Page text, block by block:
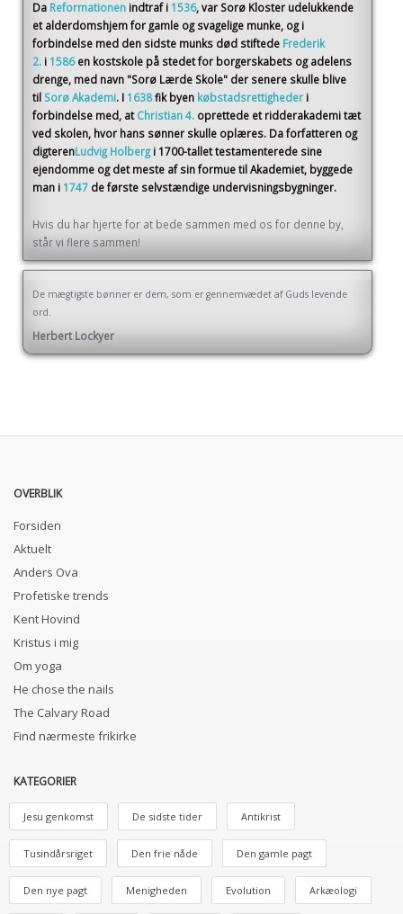
Da Reformationen indtraf i 1536, var Sorø Kloster udelukkende
et alderdomshjem for gamle og svagelige munke, og i
forbindelse med den sidste munks død stiftede Frederik
2. i 1586 en kostskole på stedet for borgerskabets og adelens
drenge, med navn "Sorø Lærde Skole" der senere skulle blive
til Sorø Akademi. I 1638fik byen købstadsrettigheder i
forbindelse med, at Christian 4. oprettede et ridderakademi tæt
ved skolen, hvor hans sønner skulle oplæres. Da forfatteren og
digterenLudvig Holberg i 1700-tallet testamenterede sine
ejendomme og det meste af sin formue til Akademiet, byggede
man i 1747 de første selvstændige undervisningsbygninger.
Hvis du har hjerte for at bede sammen med os for denne by,
står vi flere sammen!
De mægtigste bønner er dem, som er gennemvædet af Guds levende
ord.
Herbert Lockyer
OVERBLIK
Forsiden
Aktuelt
Anders Ova
Profetiske trends
Kent Hovind
Kristus i mig
Om yoga
He chose the nails
The Calvary Road
Find nærmeste frikirke
KATEGORIER
Jesu genkomst De sidste tider Antikrist
Tusindårsriget Den frie nåde Den gamle pagt
Den nye pagt Menigheden Evolution Arkæologi